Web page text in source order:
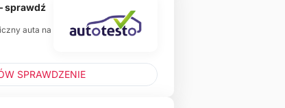
sprawdź
auta na
SPRAWDZENIE